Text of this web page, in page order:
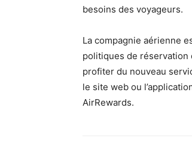
besoins des voyageurs.
La compagnie aérienne
politiques de
profiter du nouveau
le site web ou
AirRewards.